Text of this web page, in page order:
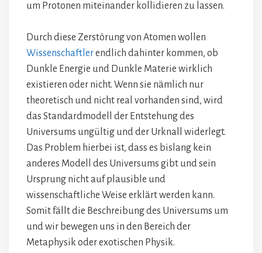
um Protonen miteinander kollidieren zu lassen.
Durch diese Zerstörung von Atomen wollen
Wissenschaftlerendlich dahinter kommen, ob
Dunkle Energie und Dunkle Materie wirklich
existieren oder nicht. Wenn sie nämlich nur
theoretisch und nicht real vorhanden sind, wird
das Standardmodell der Entstehung des
Universums ungültig und der Urknall widerlegt.
Das Problem hierbei ist, dass es bislang kein
anderes Modell des Universums gibt und sein
Ursprung nicht auf plausible und
wissenschaftliche Weise erklärt werden kann.
Somit fällt die Beschreibung des Universums um
und wir bewegen uns in den Bereich der
Metaphysik oder exotischen Physik.